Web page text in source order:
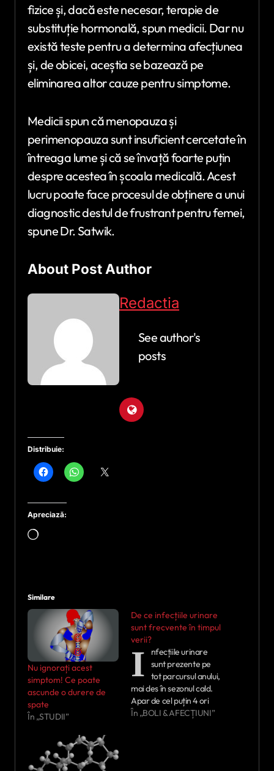
fizice și, dacă este necesar, terapie de
substituție hormonală, spun medicii. Dar nu
există teste pentru a determina afecțiunea
și, de obicei, aceștia se bazează pe
eliminarea altor cauze pentru simptome.
Medicii spun că menopauza și
perimenopauza sunt insuficient cercetate în
întreaga lume și că se învață foarte puțin
despre acestea în școala medicală. Acest
lucru poate face procesul de obținere a unui
diagnostic destul de frustrant pentru femei,
spune Dr. Satwik.
About Post Author
Redactia
See author's
posts
Distribuie:
Apreciază:
Încarc...
Similare
Nu ignorați acest
simptom! Ce poate
ascunde o durere de
spate
În „STUDII”
De ce infecțiile urinare
sunt frecvente în timpul
verii?
I
nfecțiile urinare
sunt prezente pe
tot parcursul anului,
mai des în sezonul cald.
Apar de cel puțin 4 ori
mai frecvent la femei
În „BOLI & AFECȚIUNI”